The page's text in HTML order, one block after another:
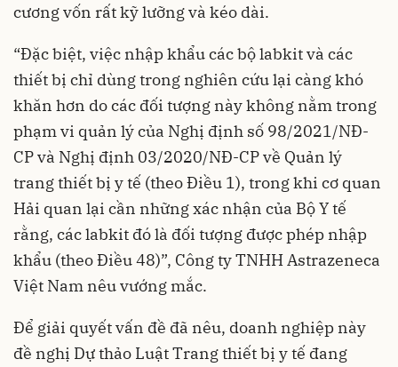
cương vốn rất kỹ lưỡng và kéo dài.
“Đặc biệt, việc nhập khẩu các bộ labkit và các
thiết bị chỉ dùng trong nghiên cứu lại càng khó
khăn hơn do các đối tượng này không nằm trong
phạm vi quản lý của Nghị định số 98/2021/NĐ-
CP và Nghị định 03/2020/NĐ-CP về Quản lý
trang thiết bị y tế (theo Điều 1), trong khi cơ quan
Hải quan lại cần những xác nhận của Bộ Y tế
rằng, các labkit đó là đối tượng được phép nhập
khẩu (theo Điều 48)”, Công ty TNHH Astrazeneca
Việt Nam nêu vướng mắc.
Để giải quyết vấn đề đã nêu, doanh nghiệp này
đề nghị Dự thảo Luật Trang thiết bị y tế đang